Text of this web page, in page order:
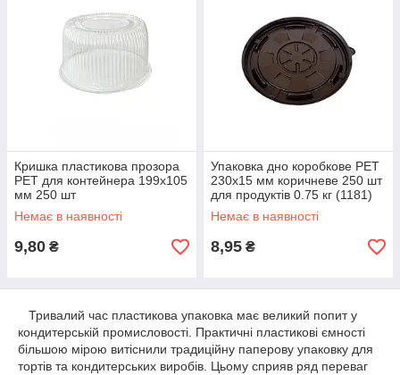
Кришка пластикова прозора
PET для контейнера 199х105
мм 250 шт
Немає в наявності
9,80 ₴
Упаковка дно коробкове PET
230х15 мм коричневе 250 шт
для продуктів 0.75 кг (1181)
Немає в наявності
8,95 ₴
Тривалий час пластикова упаковка має великий попит у
кондитерській промисловості. Практичні пластикові ємності
більшою мірою витіснили традиційну паперову упаковку для
тортів та кондитерських виробів. Цьому сприяв ряд переваг